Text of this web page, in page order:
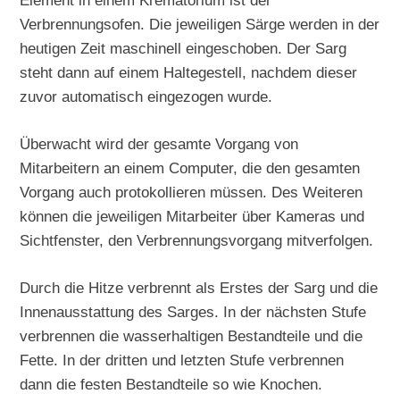
Verbrennungsofen. Die jeweiligen Särge werden in der
heutigen Zeit maschinell eingeschoben. Der Sarg
steht dann auf einem Haltegestell, nachdem dieser
zuvor automatisch eingezogen wurde.
Überwacht wird der gesamte Vorgang von
Mitarbeitern an einem Computer, die den gesamten
Vorgang auch protokollieren müssen. Des Weiteren
können die jeweiligen Mitarbeiter über Kameras und
Sichtfenster, den Verbrennungsvorgang mitverfolgen.
Durch die Hitze verbrennt als Erstes der Sarg und die
Innenausstattung des Sarges. In der nächsten Stufe
verbrennen die wasserhaltigen Bestandteile und die
Fette. In der dritten und letzten Stufe verbrennen
dann die festen Bestandteile so wie Knochen.